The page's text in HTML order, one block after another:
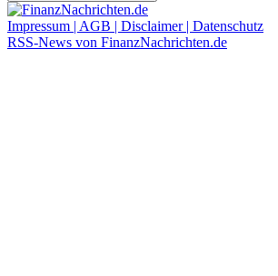
Impressum | AGB | Disclaimer | Datenschutz
RSS-News von FinanzNachrichten.de